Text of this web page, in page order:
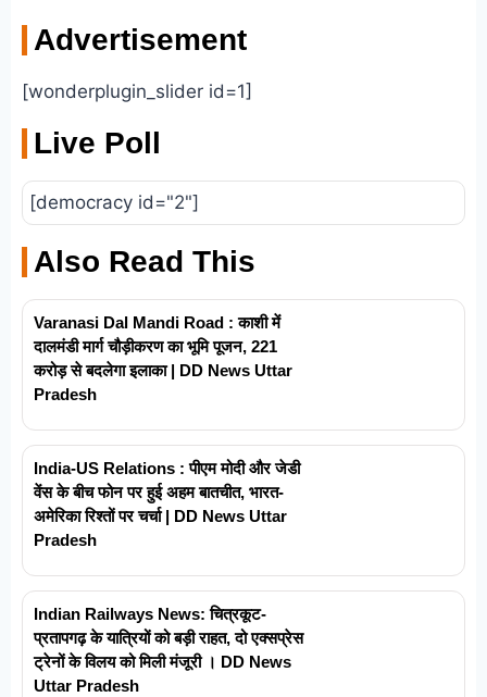
Advertisement
[wonderplugin_slider id=1]
Live Poll
[democracy id="2"]
Also Read This
Varanasi Dal Mandi Road : काशी में
दालमंडी मार्ग चौड़ीकरण का भूमि पूजन, 221
करोड़ से बदलेगा इलाका | DD News Uttar
Pradesh
India-US Relations : पीएम मोदी और जेडी
वेंस के बीच फोन पर हुई अहम बातचीत, भारत-
अमेरिका रिश्तों पर चर्चा | DD News Uttar
Pradesh
Indian Railways News: चित्रकूट-
प्रतापगढ़ के यात्रियों को बड़ी राहत, दो एक्सप्रेस
ट्रेनों के विलय को मिली मंजूरी । DD News
Uttar Pradesh